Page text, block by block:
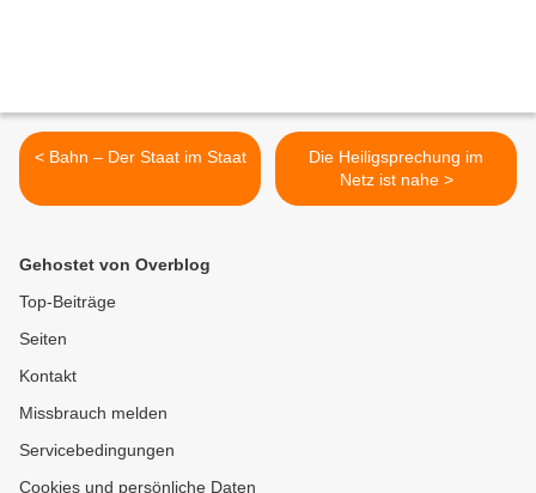
< Bahn – Der Staat im Staat
Die Heiligsprechung im
Netz ist nahe >
Gehostet von Overblog
Top-Beiträge
Seiten
Kontakt
Missbrauch melden
Servicebedingungen
Cookies und persönliche Daten